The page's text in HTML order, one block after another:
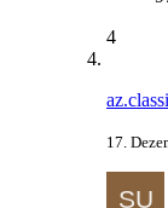
4
17.